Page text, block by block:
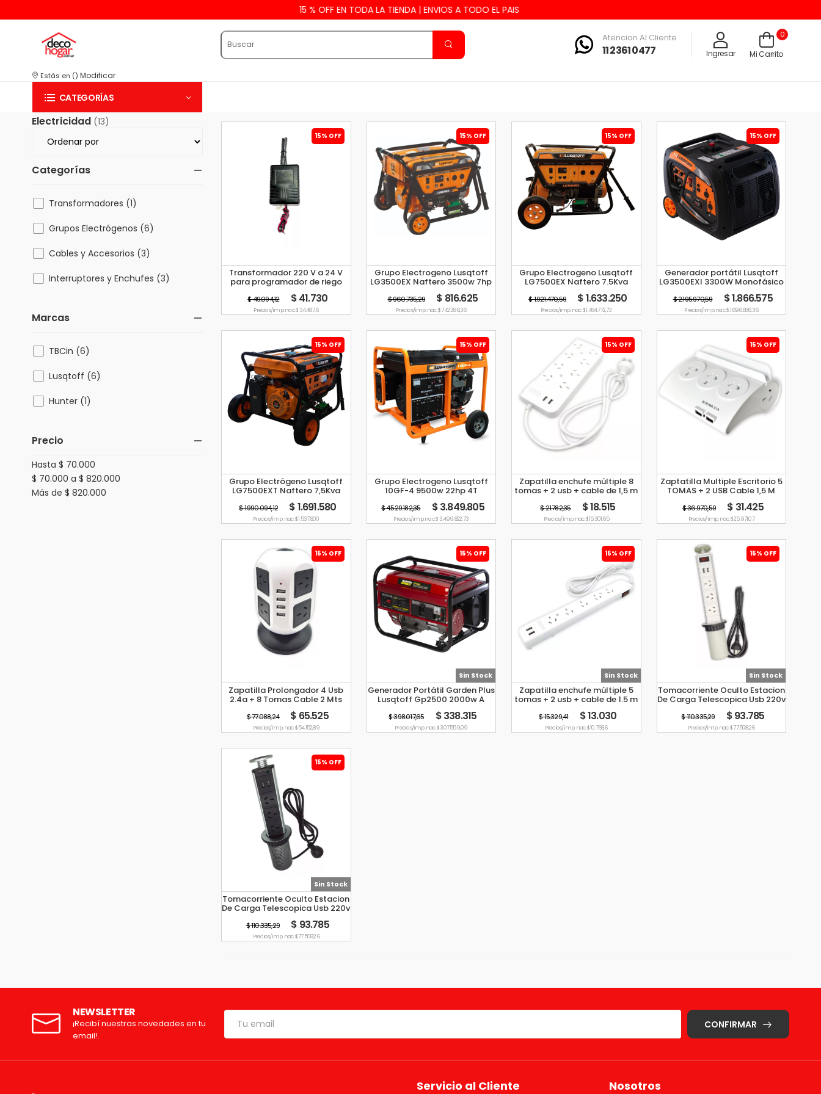
15 % OFF EN TODA LA TIENDA | ENVIOS A TODO EL PAIS
Atencion Al Cliente
11 2361 0477 Ingresar
0
Mi Carrito
Estás en () Modificar
CATEGORÍAS
Electricidad (13)
Categorías
Transformadores (1)
Grupos Electrógenos (6)
Cables y Accesorios (3)
Interruptores y Enchufes (3)
Marcas
TBCin (6)
Lusqtoff (6)
Hunter (1)
Precio
Hasta $ 70.000
$ 70.000 a $ 820.000
Más de $ 820.000
15% OFF
Transformador 220 V a 24 V
para programador de riego
Hunter
$ 49.094,12 $ 41.730
Precio s/imp. nac. $ 34.487,6
15% OFF
Grupo Electrogeno Lusqtoff
LG3500EX Naftero 3500w 7hp
$ 960.735,29 $ 816.625
Precio s/imp. nac. $ 742.386,36
15% OFF
Grupo Electrogeno Lusqtoff
LG7500EX Naftero 7.5Kva
6500W Monofásico
$ 1.921.470,59 $ 1.633.250
Precio s/imp. nac. $ 1.484.772,73
15% OFF
Generador portátil Lusqtoff
LG3500EXI 3300W Monofásico
Inverter 220V
$ 2.195.970,59 $ 1.866.575
Precio s/imp. nac. $ 1.696.886,36
15% OFF
Grupo Electrógeno Lusqtoff
LG7500EXT Naftero 7,5Kva
Trifásico 380v 6500w 15hp
$ 1.990.094,12 $ 1.691.580
Precio s/imp. nac. $ 1.537.800
15% OFF
Grupo Electrogeno Lusqtoff
10GF-4 9500w 22hp 4T
Trifásico
$ 4.529.182,35 $ 3.849.805
Precio s/imp. nac. $ 3.499.822,73
15% OFF
Zapatilla enchufe múltiple 8
tomas + 2 usb + cable de 1,5 m
Tbcin EV-P8U2
$ 21.782,35 $ 18.515
Precio s/imp. nac. $ 15.301,65
15% OFF
Zaptatilla Multiple Escritorio 5
TOMAS + 2 USB Cable 1,5 M
TBCin
$ 36.970,59 $ 31.425
Precio s/imp. nac. $ 25.971,07
15% OFF
Zapatilla Prolongador 4 Usb
2.4a + 8 Tomas Cable 2 Mts
Tbcin
$ 77.088,24 $ 65.525
Precio s/imp. nac. $ 54.152,89
15% OFF
Sin Stock
Generador Portátil Garden Plus
Lusqtoff Gp2500 2000w A
Nafta 15l 2.2kva
$ 398.017,65 $ 338.315
Precio s/imp. nac. $ 307.559,09
15% OFF
Sin Stock
Zapatilla enchufe múltiple 5
tomas + 2 usb + cable de 1.5 m
Tbcin EV-P5U2
$ 15.329,41 $ 13.030
Precio s/imp. nac. $ 10.768,6
15% OFF
Sin Stock
Tomacorriente Oculto Estacion
De Carga Telescopica Usb 220v
Blanco
$ 110.335,29 $ 93.785
Precio s/imp. nac. $ 77.508,26
15% OFF
Sin Stock
Tomacorriente Oculto Estacion
De Carga Telescopica Usb 220v
Negro
$ 110.335,29 $ 93.785
Precio s/imp. nac. $ 77.508,26
NEWSLETTER
¡Recibí nuestras novedades en tu
email!.
CONFIRMAR
Servicio al Cliente Nosotros